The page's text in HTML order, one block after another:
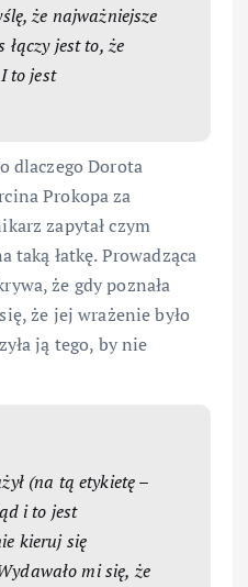
że najważniejsze
łączy jest to, że
to jest
dlaczego Dorota
Prokopa za
zapytał czym
taką łatkę. Prowadząca
że gdy poznała
że jej wrażenie było
ją tego, by nie
(na tą etykietę –
i to jest
kieruj się
mi się, że